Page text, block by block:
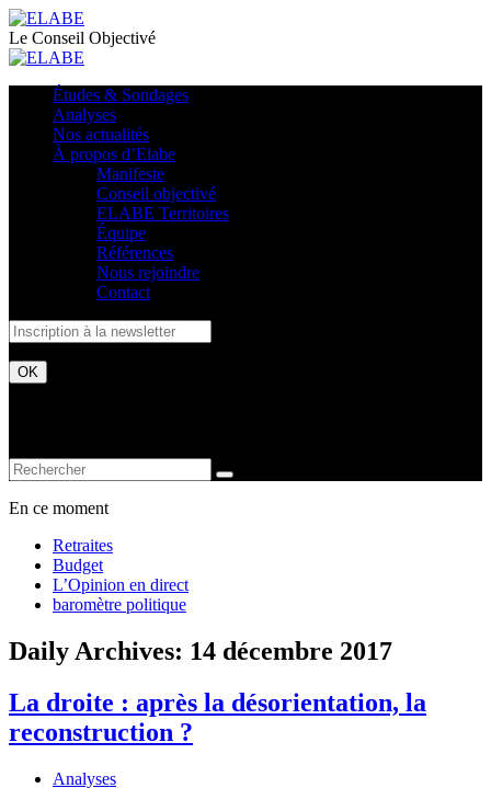
Le Conseil Objectivé
Études & Sondages
Analyses
Nos actualités
À propos d’Elabe
Manifeste
Conseil objectivé
ELABE Territoires
Équipe
Références
Nous rejoindre
Contact
En ce moment
Retraites
Budget
L’Opinion en direct
baromètre politique
Daily Archives: 14 décembre 2017
La droite : après la désorientation, la
reconstruction ?
Analyses